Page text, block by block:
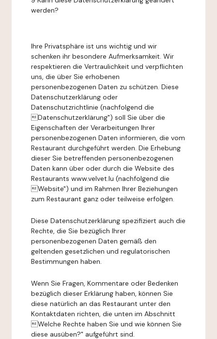
werden?
Ihre Privatsphäre ist uns wichtig und wir
schenken ihr besondere Aufmerksamkeit. Wir
respektieren die Vertraulichkeit und verpflichten
uns, die über Sie erhobenen
personenbezogenen Daten zu schützen. Diese
Datenschutzerklärung oder
Datenschutzrichtlinie (nachfolgend die
Datenschutzerklärung") soll Sie über die
Eigenschaften der Verarbeitungen Ihrer
personenbezogenen Daten informieren, die vom
Restaurant durchgeführt werden. Die Erhebung
dieser Sie betreffenden personenbezogenen
Daten kann über oder durch die Website des
Restaurants www.velvet.lu (nachfolgend die
Website") und im Rahmen Ihrer Beziehungen
zum Restaurant ganz oder teilweise erfolgen.
Diese Datenschutzerklärung spezifiziert auch die
Rechte, die Sie bezüglich Ihrer
personenbezogenen Daten gemäß den
geltenden gesetzlichen und regulatorischen
Bestimmungen haben.
Wenn Sie Fragen, Kommentare oder Bedenken
bezüglich dieser Erklärung haben, können Sie
diese natürlich an das Restaurant unter den
Kontaktdaten richten, die unten im Abschnitt
Welche Rechte haben Sie und wie können Sie
diese ausüben?" aufgeführt sind.